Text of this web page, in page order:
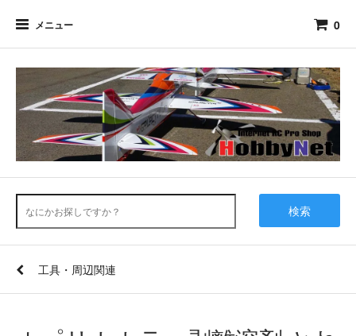
メニュー 0
検索
工具・周辺関連